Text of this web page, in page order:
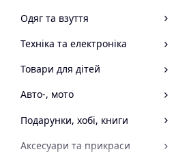
Одяг та взуття
Техніка та електроніка
Товари для дітей
Авто-, мото
Подарунки, хобі, книги
Аксесуари та прикраси